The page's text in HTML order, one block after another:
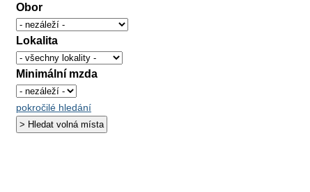
Obor
Lokalita
Minimální mzda
pokročilé hledání